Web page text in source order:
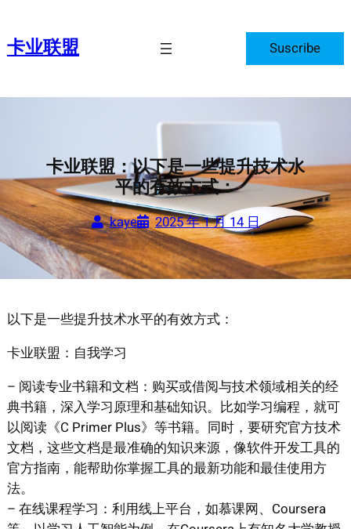
内卡业联盟 Suscribe
卡业联盟：以下是一些提升技术水
平的有效方式：
kaye 2025 年 1 月 14 日
以下是一些提升技术水平的有效方式：
卡业联盟：自我学习
– 阅读专业书籍和文档：购买或借阅与技术领域相关的经
典书籍，深入学习原理和基础知识。比如学习编程，就可
以阅读《C Primer Plus》等书籍。同时，要研究官方技术
文档，这些文档是最准确的知识来源，像软件开发工具的
官方指南，能帮助你掌握工具的最新功能和最佳使用方
法。
– 在线课程学习：利用线上平台，如慕课网、Coursera